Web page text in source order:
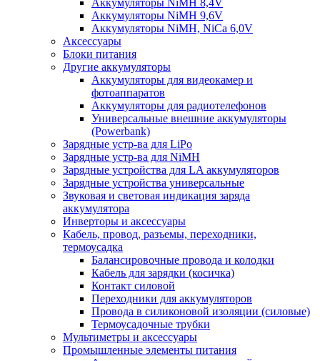
Аккумуляторы NiMH 8,4V
Аккумуляторы NiMH 9,6V
Аккумуляторы NiMH, NiCa 6,0V
Аксессуары
Блоки питания
Другие аккумуляторы
Аккумуляторы для видеокамер и
фотоаппаратов
Аккумуляторы для радиотелефонов
Универсальные внешние аккумуляторы
(Powerbank)
Зарядные устр-ва для LiPo
Зарядные устр-ва для NiMH
Зарядные устройства для LA аккумуляторов
Зарядные устройства универсальные
Звуковая и световая индикация заряда
аккумулятора
Инверторы и аксессуары
Кабель, провод, разъемы, переходники,
термоусадка
Балансировочные провода и колодки
Кабель для зарядки (косичка)
Контакт силовой
Переходники для аккумуляторов
Провода в силиконовой изоляции (силовые)
Термоусадочные трубки
Мультиметры и аксессуары
Промышленные элементы питания